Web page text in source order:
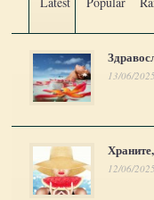
13/06/
12/06/